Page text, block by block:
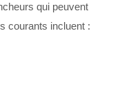
qui peuvent
courants incluent :